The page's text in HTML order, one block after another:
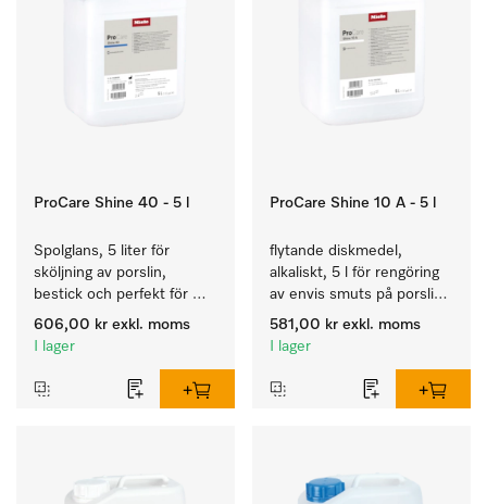
ProCare Shine 40 - 5 l
Spolglans, 5 liter för
sköljning av porslin,
bestick och perfekt för
glas.
606,00 kr exkl. moms
I lager
ProCare Shine 10 A - 5 l
flytande diskmedel,
alkaliskt, 5 l för rengöring
av envis smuts på porslin,
bestick och glas.
581,00 kr exkl. moms
I lager